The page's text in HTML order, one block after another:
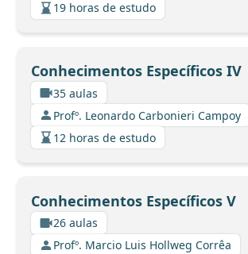
19 horas de estudo
Conhecimentos Específicos IV
35 aulas
Profº. Leonardo Carbonieri Campoy
12 horas de estudo
Conhecimentos Específicos V
26 aulas
Profº. Marcio Luis Hollweg Corrêa